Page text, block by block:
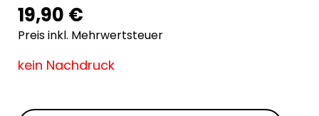
19,90 €
Preis inkl. Mehrwertsteuer
kein Nachdruck